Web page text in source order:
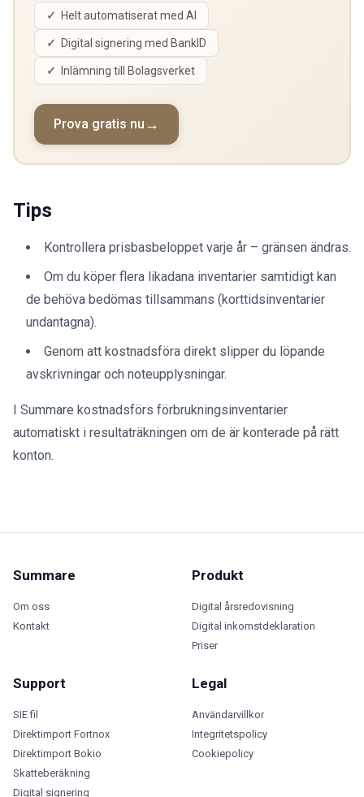
Helt automatiserat med AI
Digital signering med BankID
Inlämning till Bolagsverket
Prova gratis nu
Tips
Kontrollera prisbasbeloppet varje år – gränsen ändras.
Om du köper flera likadana inventarier samtidigt kan
de behöva bedömas tillsammans (korttidsinventarier
undantagna).
Genom att kostnadsföra direkt slipper du löpande
avskrivningar och noteupplysningar.
I Summare kostnadsförs förbrukningsinventarier
automatiskt i resultaträkningen om de är konterade på rätt
konton.
Summare
Om oss
Kontakt
Produkt
Digital årsredovisning
Digital inkomstdeklaration
Priser
Support
SIE fil
Direktimport Fortnox
Direktimport Bokio
Skatteberäkning
Digital signering
Legal
Användarvillkor
Integritetspolicy
Cookiepolicy